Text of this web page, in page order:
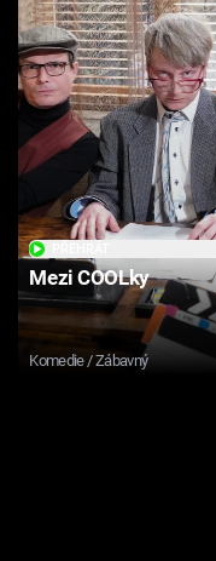
Mezi COOLky
Komedie / Zábavný